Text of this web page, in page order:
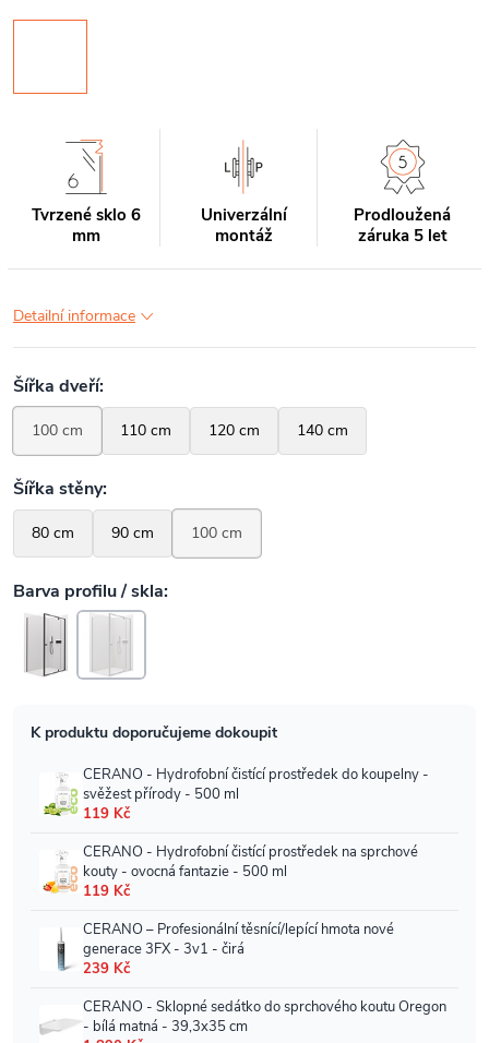
Tvrzené sklo 6
mm
Univerzální
montáž
Prodloužená
záruka 5 let
Detailní informace